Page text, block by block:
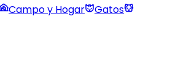
Campo y Hogar
Gatos